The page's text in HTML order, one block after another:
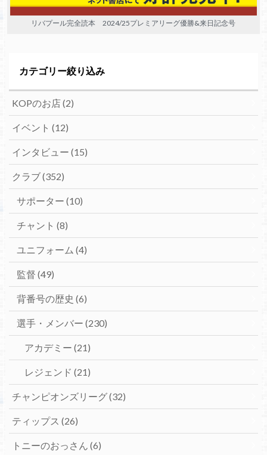
リバプール完全読本 2024/25プレミアリーグ優勝&来日記念号
カテゴリー絞り込み
KOPのお店(2)
イベント (12)
インタビュー (15)
クラブ(352)
サポーター (10)
チャント (8)
ユニフォーム (4)
監督 (49)
背番号の歴史 (6)
選手・メンバー (230)
アカデミー (21)
レジェンド (21)
チャンピオンズリーグ(32)
ティップス (26)
トニーのおっさん (6)